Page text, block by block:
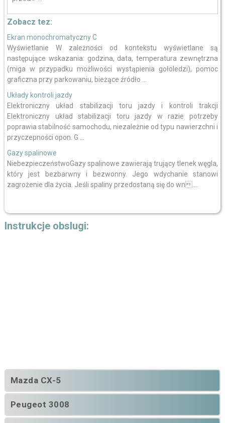
Zobacz tez:
Ekran monochromatyczny C
Wyświetlanie W zależności od kontekstu wyświetlane są
następujące wskazania: godzina, data, temperatura zewnętrzna
(miga w przypadku możliwości wystąpienia gołoledzi), pomoc
graficzna przy parkowaniu, bieżące źródło ...
Układy kontroli jazdy
Elektroniczny układ stabilizacji toru jazdy i kontroli trakcji
Elektroniczny układ stabilizacji toru jazdy w razie potrzeby
poprawia stabilność samochodu, niezależnie od typu nawierzchni i
przyczepności opon. G ...
Gazy spalinowe
NiebezpieczeństwoGazy spalinowe zawierają trujący tlenek węgla,
który jest bezbarwny i bezwonny. Jego wdychanie stanowi
zagrożenie dla życia. Jeśli spaliny przedostaną się do wn ...
Instrukcje obslugi:
Mazda CX-5
Peugeot 3008